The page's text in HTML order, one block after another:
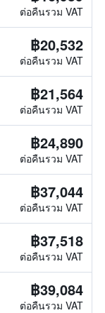
ต่อคืนรวม VAT
฿20,532
ต่อคืนรวม VAT
฿21,564
ต่อคืนรวม VAT
฿24,890
ต่อคืนรวม VAT
฿37,044
ต่อคืนรวม VAT
฿37,518
ต่อคืนรวม VAT
฿39,084
ต่อคืนรวม VAT